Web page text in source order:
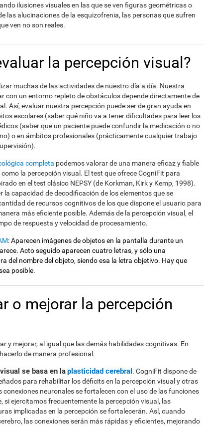
ilusiones visuales en las que se ven figuras geométricas o
las alucinaciones de la esquizofrenia, las personas que sufren
ven no son reales.
la percepción visual?
muchas de las actividades de nuestro día a día. Nuestra
con un entorno repleto de obstáculos depende directamente de
Así, evaluar nuestra percepción puede ser de gran ayuda en
escolares (saber qué niño va a tener dificultades para leer los
(saber que un paciente puede confundir la medicación o no
o en ámbitos profesionales (prácticamente cualquier trabajo
completa podemos valorar de una manera eficaz y fiable
la percepción visual. El test que ofrece CogniFit para
en el test clásico NEPSY (de Korkman, Kirk y Kemp, 1998).
la capacidad de decodificación de los elementos que se
de recursos cognitivos de los que dispone el usuario para
más eficiente posible. Además de la percepción visual, el
de respuesta y velocidad de procesamiento.
: Aparecen imágenes de objetos en la pantalla durante un
Acto seguido aparecen cuatro letras, y sólo una
del nombre del objeto, siendo esa la letra objetivo. Hay que
posible.
o mejorar la percepción
y mejorar, al igual que las demás habilidades cognitivas. En
de manera profesional.
se basa en laplasticidad cerebral. CogniFit dispone de
para rehabilitar los déficits en la percepción visual y otras
neuronales se fortalecen con el uso de las funciones
si ejercitamos frecuentemente la percepción visual, las
implicadas en la percepción se fortalecerán. Así, cuando
las conexiones serán más rápidas y eficientes, mejorando